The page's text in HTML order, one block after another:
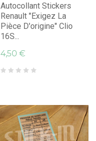
Autocollant Stickers
Renault "Exigez La
Pièce D'origine" Clio
16S...
4,50 €